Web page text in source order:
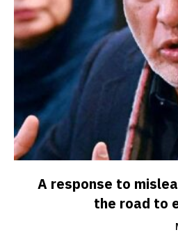
A response to
the road to